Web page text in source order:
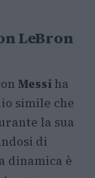
LeBron
Messi ha
simile che
la sua
di
dinamica è